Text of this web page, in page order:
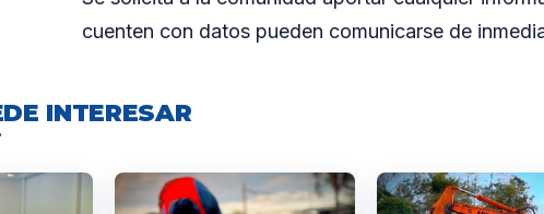
cuenten con datos pueden comunicarse de
INTERESAR